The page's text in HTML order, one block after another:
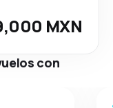
MXN
con